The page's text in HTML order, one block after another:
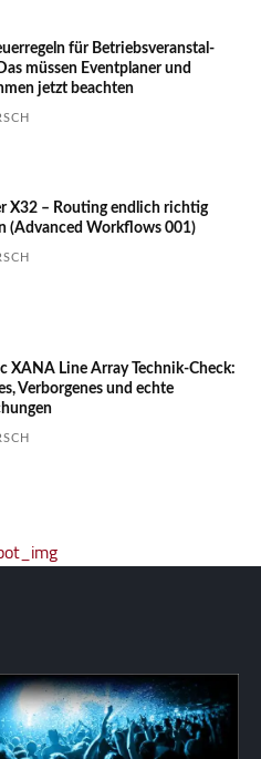
für Betriebs­ver­an­stal­
müssen Event­planer und
jetzt beachten
X32 – Routing endlich richtig
(Advanced Workflows 001)
XANA Line Array Technik-Check:
Verborgenes und echte